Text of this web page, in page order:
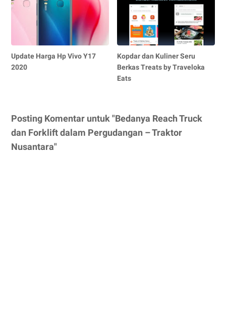
Update Harga Hp Vivo Y17
2020
Kopdar dan Kuliner Seru
Berkas Treats by Traveloka
Eats
Posting Komentar untuk "Bedanya Reach Truck
dan Forklift dalam Pergudangan – Traktor
Nusantara"